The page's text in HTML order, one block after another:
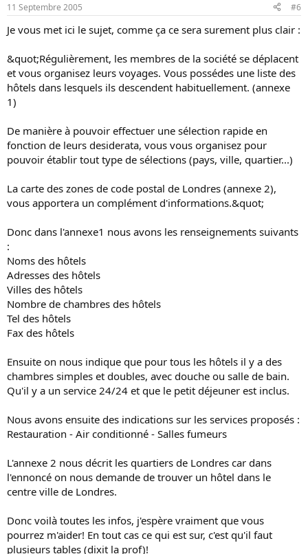
11 Septembre 2005 #6
Je vous met ici le sujet, comme ça ce sera surement plus clair :
&quot;Régulièrement, les membres de la société se déplacent
et vous organisez leurs voyages. Vous possédes une liste des
hôtels dans lesquels ils descendent habituellement. (annexe
1)
De manière à pouvoir effectuer une sélection rapide en
fonction de leurs desiderata, vous vous organisez pour
pouvoir établir tout type de sélections (pays, ville, quartier...)
La carte des zones de code postal de Londres (annexe 2),
vous apportera un complément d'informations.&quot;
Donc dans l'annexe1 nous avons les renseignements suivants
:
Noms des hôtels
Adresses des hôtels
Villes des hôtels
Nombre de chambres des hôtels
Tel des hôtels
Fax des hôtels
Ensuite on nous indique que pour tous les hôtels il y a des
chambres simples et doubles, avec douche ou salle de bain.
Qu'il y a un service 24/24 et que le petit déjeuner est inclus.
Nous avons ensuite des indications sur les services proposés :
Restauration - Air conditionné - Salles fumeurs
L'annexe 2 nous décrit les quartiers de Londres car dans
l'ennoncé on nous demande de trouver un hôtel dans le
centre ville de Londres.
Donc voilà toutes les infos, j'espère vraiment que vous
pourrez m'aider! En tout cas ce qui est sur, c'est qu'il faut
plusieurs tables (dixit la prof)!